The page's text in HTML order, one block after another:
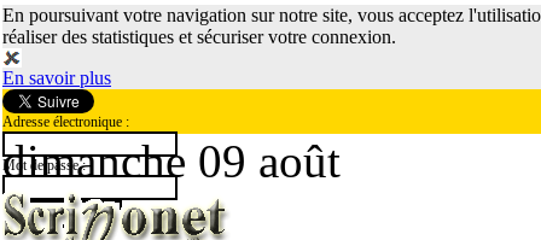
En poursuivant votre navigation sur notre site, vous acceptez
réaliser des statistiques et sécuriser votre connexion.
En savoir plus
Adresse électronique :
Mot de passe :
dimanche 09 août